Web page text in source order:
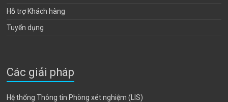
Hỗ trợ Khách hàng
Tuyển dụng
Các giải pháp
Hệ thống Thông tin Phòng xét nghiệm (LIS)